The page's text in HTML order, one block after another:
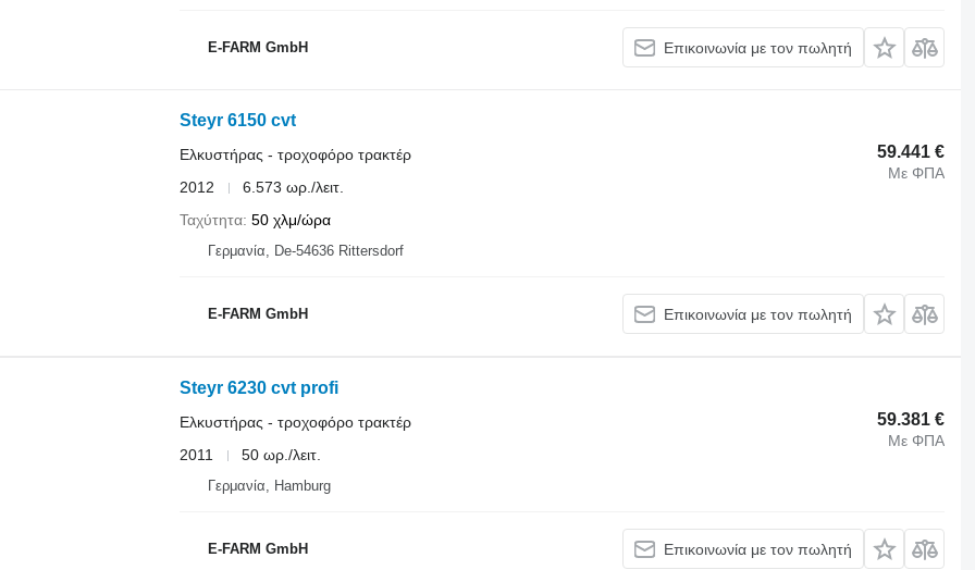
E-FARM GmbH Επικοινωνία με τον πωλητή
Steyr 6150 cvt
59.441 €
Με ΦΠΑ
Ελκυστήρας - τροχοφόρο τρακτέρ
2012
6.573 ωρ./λειτ.
Ταχύτητα 50 χλμ/ώρα
Γερμανία, De-54636 Rittersdorf
E-FARM GmbH Επικοινωνία με τον πωλητή
Steyr 6230 cvt profi
59.381 €
Με ΦΠΑ
Ελκυστήρας - τροχοφόρο τρακτέρ
2011
50 ωρ./λειτ.
Γερμανία, Hamburg
E-FARM GmbH Επικοινωνία με τον πωλητή